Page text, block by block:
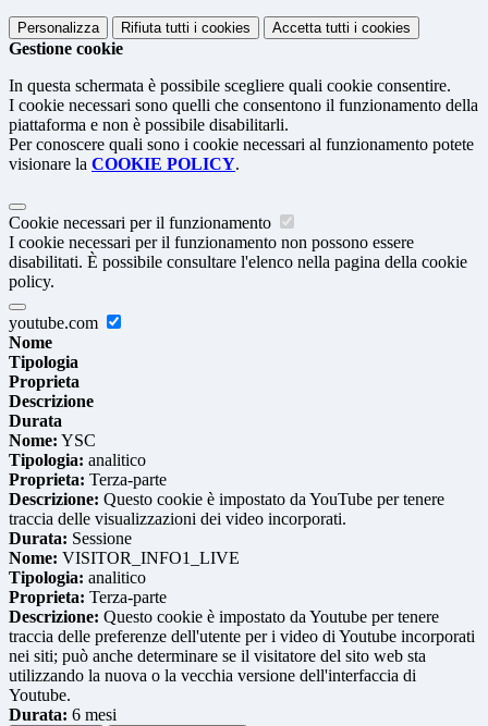
Personalizza Rifiuta tutti i cookies Accetta tutti i cookies
Gestione cookie
In questa schermata è possibile scegliere quali cookie consentire.
I cookie necessari sono quelli che consentono il funzionamento della
piattaforma e non è possibile disabilitarli.
Per conoscere quali sono i cookie necessari al funzionamento potete
visionare la COOKIE POLICY.
Cookie necessari per il funzionamento
I cookie necessari per il funzionamento non possono essere
disabilitati. È possibile consultare l'elenco nella pagina della cookie
policy.
youtube.com
Nome
Tipologia
Proprieta
Descrizione
Durata
Nome: YSC
Tipologia: analitico
Proprieta: Terza-parte
Descrizione: Questo cookie è impostato da YouTube per tenere
traccia delle visualizzazioni dei video incorporati.
Durata: Sessione
Nome: VISITOR_INFO1_LIVE
Tipologia: analitico
Proprieta: Terza-parte
Descrizione: Questo cookie è impostato da Youtube per tenere
traccia delle preferenze dell'utente per i video di Youtube incorporati
nei siti; può anche determinare se il visitatore del sito web sta
utilizzando la nuova o la vecchia versione dell'interfaccia di
Youtube.
Durata: 6 mesi